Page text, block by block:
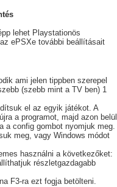
lehet Playstationös
ePSXe további beállításait
ami jelen tippben szerepel
(szebb mint a TV ben) 1
el az egyik játékot. A
a programot, majd azon belül
a config gombot nyomjuk meg.
meg, vagy Windows módot
használni a következőket:
részletgazdagabb
F3-ra ezt fogja betölteni.